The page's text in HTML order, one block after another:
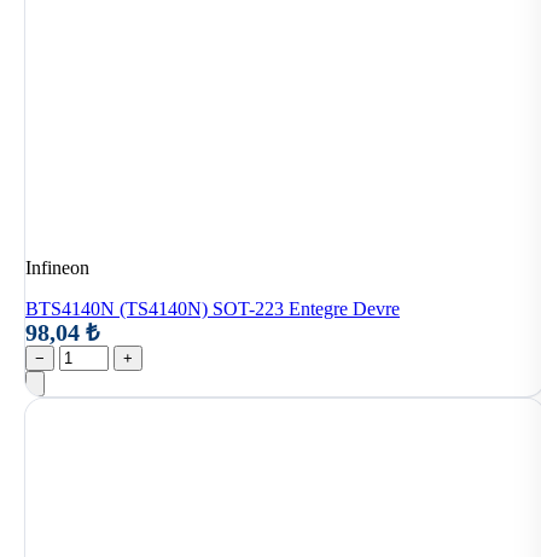
Infineon
BTS4140N (TS4140N) SOT-223 Entegre Devre
98,04 ₺
− +